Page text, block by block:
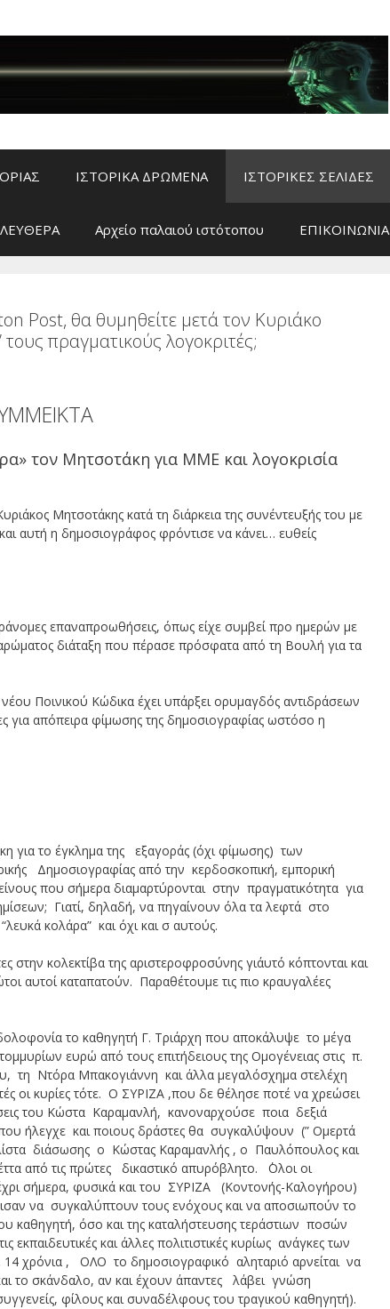
ΙΣΤΟΡΙΚΑ ΔΡΩΜΕΝΑ ΙΣΤΟΡΙΚΕΣ ΣΕΛΙΔΕΣ
Αρχείο παλαιού ιστότοπου ΕΠΙΚΟΙΝΩΝΙΑ
Post, θα θυμηθείτε μετά τον Κυριάκο
πραγματικούς λογοκριτές;
τον Μητσοτάκη για ΜΜΕ και λογοκρισία
Μητσοτάκης κατά τη διάρκεια της συνέντευξής του με
αυτή η δημοσιογράφος φρόντισε να κάνει… ευθείς
επαναπροωθήσεις, όπως είχε συμβεί προ ημερών με
διάταξη που πέρασε πρόσφατα από τη Βουλή για τα
νέου Ποινικού Κώδικα έχει υπάρξει ορυμαγδός αντιδράσεων
για απόπειρα φίμωσης της δημοσιογραφίας ωστόσο η
για το έγκλημα της εξαγοράς (όχι φίμωσης) των
Δημοσιογραφίας από την κερδοσκοπική, εμπορική
που σήμερα διαμαρτύρονται στην πραγματικότητα για
Γιατί, δηλαδή, να πηγαίνουν όλα τα λεφτά στο
κολάρα” και όχι και σ αυτούς.
κολεκτίβα της αριστεροφροσύνης γι΄αυτό κόπτονται και
αυτοί καταπατούν. Παραθέτουμε τις πιο κραυγαλέες
το καθηγητή Γ. Τριάρχη που αποκάλυψε το μέγα
ευρώ από τους επιτήδειους της Ομογένειας στις π.
τη Ντόρα Μπακογιάννη και άλλα μεγαλόσχημα στελέχη
οι κυρίες τότε. Ο ΣΥΡΙΖΑ ,που δε θέλησε ποτέ να χρεώσει
του Κώστα Καραμανλή, κανοναρχούσε ποια δεξιά
ήλεγχε και ποιους δράστες θα συγκαλύψουν (” Ομερτά
διάσωσης ο Κώστας Καραμανλής , ο Παυλόπουλος και
από τις πρώτες δικαστικό απυρόβλητο. ΄Ολοι οι
σήμερα, φυσικά και του ΣΥΡΙΖΑ (Κοντονής-Καλογήρου)
να συγκαλύπτουν τους ενόχους και να αποσιωπούν το
καθηγητή, όσο και της καταλήστευσης τεράστιων ποσών
εκπαιδευτικές και άλλες πολιτιστικές κυρίως ανάγκες των
χρόνια , ΟΛΟ το δημοσιογραφικό αληταριό αρνείται να
το σκάνδαλο, αν και έχουν άπαντες λάβει γνώση
φίλους και συναδέλφους του τραγικού καθηγητή).